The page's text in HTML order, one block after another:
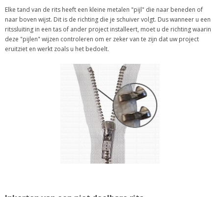
Elke tand van de rits heeft een kleine metalen "pijl" die naar beneden of
naar boven wijst. Dit is de richting die je schuiver volgt. Dus wanneer u een
ritssluiting in een tas of ander project installeert, moet u de richting waarin
deze "pijlen" wijzen controleren om er zeker van te zijn dat uw project
eruitziet en werkt zoals u het bedoelt.